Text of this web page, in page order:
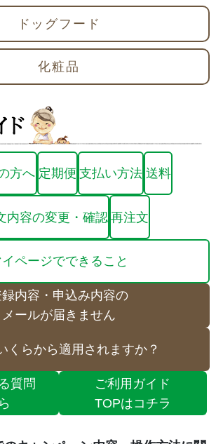
ドッグフード
化粧品
方へ 定期便 支払い方法 送料
内容の変更・確認 再注文
イページでできること
内容・申込み内容の
メールが届きません
くらから適用されますか？
質問
ご利用ガイド
TOPはコチラ